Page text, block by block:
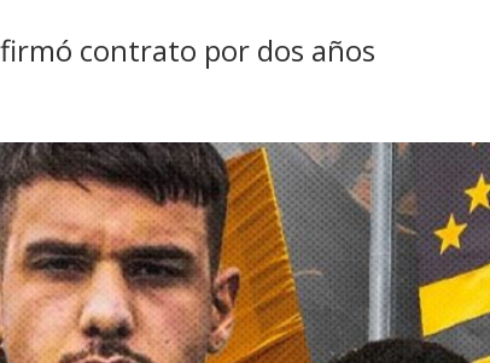
contrato por dos años